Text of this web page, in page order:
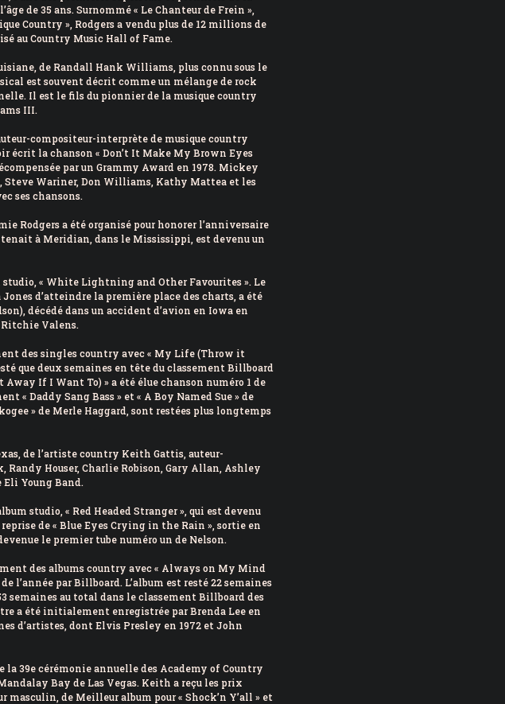
de 35 ans. Surnommé « Le Chanteur de Frein »,
Country », Rodgers a vendu plus de 12 millions de
au Country Music Hall of Fame.
de Randall Hank Williams, plus connu sous le
est souvent décrit comme un mélange de rock
Il est le fils du pionnier de la musique country
III.
compositeur-interprète de musique country
écrit la chanson « Don’t It Make My Brown Eyes
par un Grammy Award en 1978. Mickey
Steve Wariner, Don Williams, Kathy Mattea et les
ses chansons.
Rodgers a été organisé pour honorer l’anniversaire
à Meridian, dans le Mississippi, est devenu un
studio, « White Lightning and Other Favourites ». Le
d’atteindre la première place des charts, a été
décédé dans un accident d’avion en Iowa en
Valens.
des singles country avec « My Life (Throw it
que deux semaines en tête du classement Billboard
If I Want To) » a été élue chanson numéro 1 de
« Daddy Sang Bass » et « A Boy Named Sue » de
» de Merle Haggard, sont restées plus longtemps
de l’artiste country Keith Gattis, auteur-
Randy Houser, Charlie Robison, Gary Allan, Ashley
Eli Young Band.
studio, « Red Headed Stranger », qui est devenu
de « Blue Eyes Crying in the Rain », sortie en
le premier tube numéro un de Nelson.
des albums country avec « Always on My Mind
l’année par Billboard. L’album est resté 22 semaines
semaines au total dans le classement Billboard des
a été initialement enregistrée par Brenda Lee en
d’artistes, dont Elvis Presley en 1972 et John
39e cérémonie annuelle des Academy of Country
Bay de Las Vegas. Keith a reçu les prix
masculin, de Meilleur album pour « Shock’n Y’all » et